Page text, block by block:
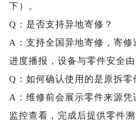
下）。
Q：是否支持异地寄修？
A：支持全国异地寄修，寄
进度播报，设备与零件安全由
Q：如何确认使用的是原拆零
A：维修前会展示零件来源
监控查看，完成后提供零件